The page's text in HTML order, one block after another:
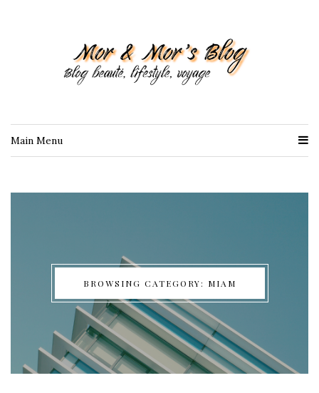
Main Menu
BROWSING CATEGORY: MIAM